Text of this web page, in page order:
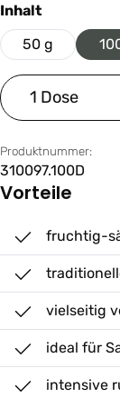
Inhaltauswählen
50 g
Produkt
Produktnummer:
310097.100D
Vorteile
fruchtig-
vielseitig
ideal für
intensive